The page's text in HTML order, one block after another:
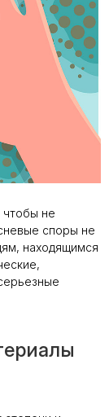
не
споры не
находящимся